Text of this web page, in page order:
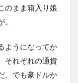
のまま箱入り娘
ようになってか
それぞれの通貨
、でも豪ドルか